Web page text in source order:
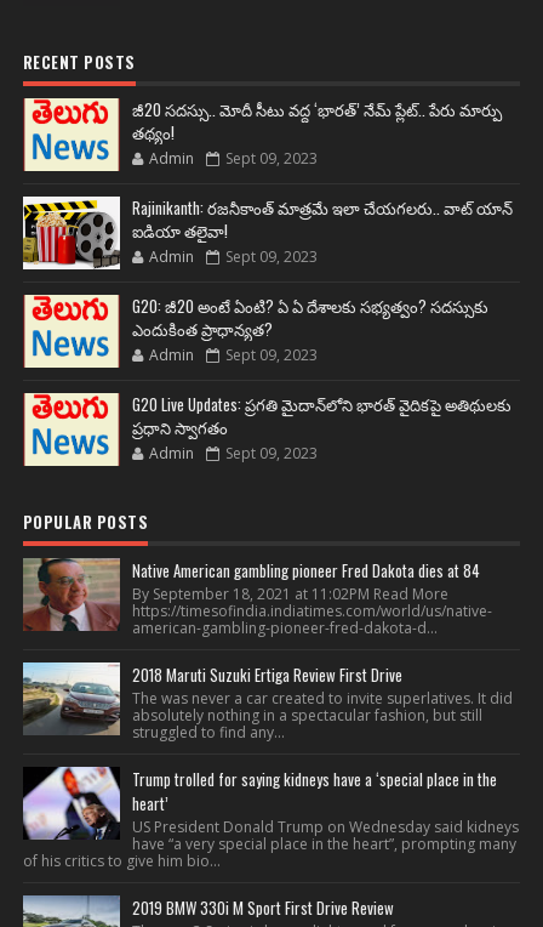
RECENT POSTS
జీ20 సదస్సు.. మోదీ సీటు వద్ద ‘భారత్’ నేమ్ ప్లేట్‌.. పేరు మార్పు
తథ్యం!
Admin Sept 09, 2023
Rajinikanth: రజనీకాంత్ మాత్రమే ఇలా చేయగలరు.. వాట్ యాన్
ఐడియా తలైవా!
Admin Sept 09, 2023
G20: జీ20 అంటే ఏంటి? ఏ ఏ దేశాలకు సభ్యత్వం? సదస్సుకు
ఎందుకింత ప్రాధాన్యత?
Admin Sept 09, 2023
G20 Live Updates: ప్రగతి మైదాన్‌లోని భారత్ వైదికపై అతిథులకు
ప్రధాని స్వాగతం
Admin Sept 09, 2023
POPULAR POSTS
Native American gambling pioneer Fred Dakota dies at 84
By September 18, 2021 at 11:02PM Read More
https://timesofindia.indiatimes.com/world/us/native-
american-gambling-pioneer-fred-dakota-d...
2018 Maruti Suzuki Ertiga Review First Drive
The was never a car created to invite superlatives. It did
absolutely nothing in a spectacular fashion, but still
struggled to find any...
Trump trolled for saying kidneys have a ‘special place in the
heart’
US President Donald Trump on Wednesday said kidneys
have “a very special place in the heart”, prompting many
of his critics to give him bio...
2019 BMW 330i M Sport First Drive Review